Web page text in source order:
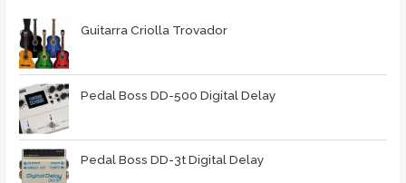
Guitarra Criolla Trovador
Pedal Boss DD-500 Digital Delay
Pedal Boss DD-3t Digital Delay